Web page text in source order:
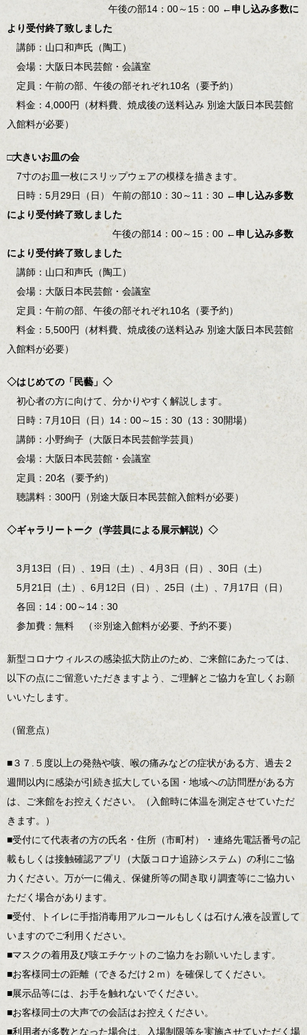
午後の部14：00～15：00 ←申し込み多数に
より受付終了致しました
講師：山口和声氏（陶工）
会場：大阪日本民芸館・会議室
定員：午前の部、午後の部それぞれ10名（要予約）
料金：4,000円（材料費、焼成後の送料込み 別途大阪日本民芸館
入館料が必要）
□大きいお皿の会
7寸のお皿一枚にスリップウェアの模様を描きます。
日時：5月29日（日） 午前の部10：30～11：30 ←申し込み多数
により受付終了致しました
午後の部14：00～15：00 ←申し込み多数
により受付終了致しました
講師：山口和声氏（陶工）
会場：大阪日本民芸館・会議室
定員：午前の部、午後の部それぞれ10名（要予約）
料金：5,500円（材料費、焼成後の送料込み 別途大阪日本民芸館
入館料が必要）
◇はじめての「民藝」◇
初心者の方に向けて、分かりやすく解説します。
日時：7月10日（日）14：00～15：30（13：30開場）
講師：小野絢子（大阪日本民芸館学芸員）
会場：大阪日本民芸館・会議室
定員：20名（要予約）
聴講料：300円（別途大阪日本民芸館入館料が必要）
◇ギャラリートーク（学芸員による展示解説）◇
3月13日（日）、19日（土）、4月3日（日）、30日（土）
5月21日（土）、6月12日（日）、25日（土）、7月17日（日）
各回：14：00～14：30
参加費：無料 （※別途入館料が必要、予約不要）
新型コロナウィルスの感染拡大防止のため、ご来館にあたっては、
以下の点にご留意いただきますよう、ご理解とご協力を宜しくお願
いいたします。
（留意点）
■３７.５度以上の発熱や咳、喉の痛みなどの症状がある方、過去２
週間以内に感染が引続き拡大している国・地域への訪問歴がある方
は、ご来館をお控えください。（入館時に体温を測定させていただ
きます。）
■受付にて代表者の方の氏名・住所（市町村）・連絡先電話番号の記
載もしくは接触確認アプリ（大阪コロナ追跡システム）の利にご協
力ください。万が一に備え、保健所等の聞き取り調査等にご協力い
ただく場合があります。
■受付、トイレに手指消毒用アルコールもしくは石けん液を設置して
いますのでご利用ください。
■マスクの着用及び咳エチケットのご協力をお願いいたします。
■お客様同士の距離（できるだけ２ｍ）を確保してください。
■展示品等には、お手を触れないでください。
■お客様同士の大声での会話はお控えください。
■利用者が多数となった場合は、入場制限等を実施させていただく場